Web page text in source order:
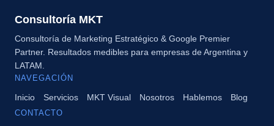
Consultoría MKT
Consultoría de Marketing Estratégico & Google Premier
Partner. Resultados medibles para empresas de Argentina y
LATAM.
NAVEGACIÓN
Inicio Servicios MKT Visual Nosotros Hablemos Blog
CONTACTO